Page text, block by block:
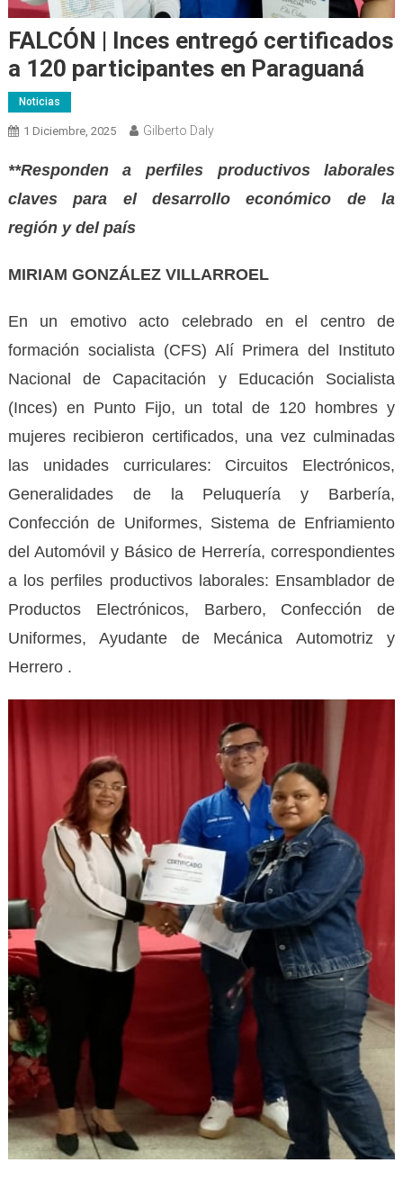
FALCÓN | Inces entregó certificados
a 120 participantes en Paraguaná
Noticias
1 Diciembre, 2025 Gilberto Daly
**Responden a perfiles productivos laborales
claves para el desarrollo económico de la
región y del país
MIRIAM GONZÁLEZ VILLARROEL
En un emotivo acto celebrado en el centro de
formación socialista (CFS) Alí Primera del Instituto
Nacional de Capacitación y Educación Socialista
(Inces) en Punto Fijo, un total de 120 hombres y
mujeres recibieron certificados, una vez culminadas
las unidades curriculares: Circuitos Electrónicos,
Generalidades de la Peluquería y Barbería,
Confección de Uniformes, Sistema de Enfriamiento
del Automóvil y Básico de Herrería, correspondientes
a los perfiles productivos laborales: Ensamblador de
Productos Electrónicos, Barbero, Confección de
Uniformes, Ayudante de Mecánica Automotriz y
Herrero .